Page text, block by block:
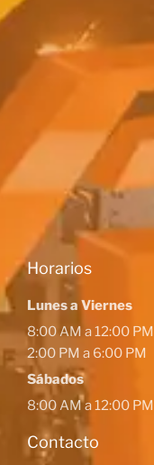
Horarios
Lunes a Viernes
8:00 AM a 12:00 PM
2:00 PM a 6:00 PM
Sábados
8:00 AM a 12:00 PM
Contacto